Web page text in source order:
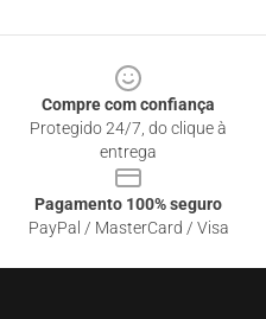
Compre com confiança
Protegido 24/7, do clique à
entrega
Pagamento 100% seguro
PayPal / MasterCard / Visa